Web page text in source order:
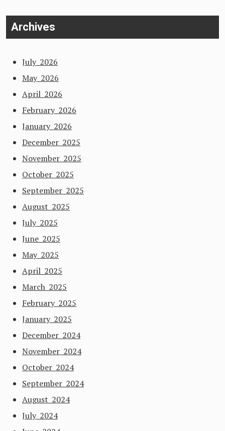
Archives
July 2026
May 2026
April 2026
February 2026
January 2026
December 2025
November 2025
October 2025
September 2025
August 2025
July 2025
June 2025
May 2025
April 2025
March 2025
February 2025
January 2025
December 2024
November 2024
October 2024
September 2024
August 2024
July 2024